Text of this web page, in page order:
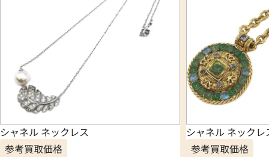
シャネル ネックレス
参考買取価格
シャネル ネックレ
参考買取価格